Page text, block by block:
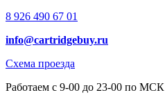
8 926 490 67 01
info@cartridgebuy.ru
Схема проезда
Работаем с 9-00 до 23-00 по МСК